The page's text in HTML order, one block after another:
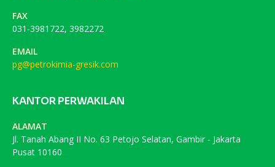
FAX
031-3981722, 3982272
EMAIL
pg@petrokimia-gresik.com
KANTOR PERWAKILAN
ALAMAT
Jl. Tanah Abang II No. 63 Petojo Selatan, Gambir - Jakarta
Pusat 10160